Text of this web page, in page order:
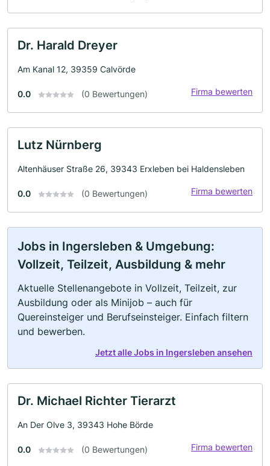
Dr. Harald Dreyer
Am Kanal 12, 39359 Calvörde
0.0 (0 Bewertungen) Firma bewerten
Lutz Nürnberg
Altenhäuser Straße 26, 39343 Erxleben bei Haldensleben
0.0 (0 Bewertungen) Firma bewerten
Jobs in Ingersleben & Umgebung:
Vollzeit, Teilzeit, Ausbildung & mehr
Aktuelle Stellenangebote in Vollzeit, Teilzeit, zur
Ausbildung oder als Minijob – auch für
Quereinsteiger und Berufseinsteiger. Einfach filtern
und bewerben.
Jetzt alle Jobs in Ingersleben ansehen
Dr. Michael Richter Tierarzt
An Der Olve 3, 39343 Hohe Börde
0.0 (0 Bewertungen) Firma bewerten